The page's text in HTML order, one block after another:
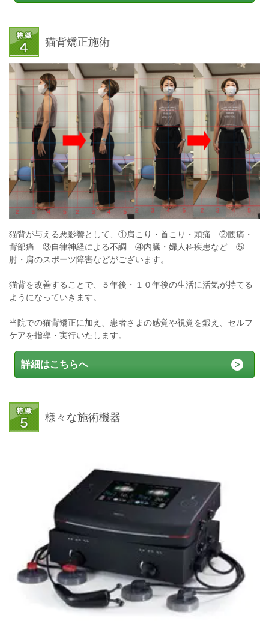
猫背矯正施術
猫背が与える悪影響として、①肩こり・首こり・頭痛 ②腰痛・
背部痛 ③自律神経による不調 ④内臓・婦人科疾患など ⑤
肘・肩のスポーツ障害などがございます。
猫背を改善することで、５年後・１０年後の生活に活気が持てる
ようになっていきます。
当院での猫背矯正に加え、患者さまの感覚や視覚を鍛え、セルフ
ケアを指導・実行いたします。
詳細はこちらへ
様々な施術機器